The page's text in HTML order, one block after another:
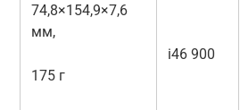
74,8×154,9×7,6
мм,
175 г
i46 900